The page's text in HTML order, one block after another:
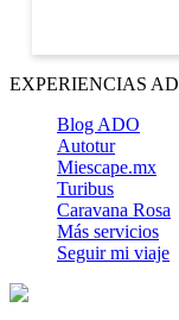
EXPERIENCIAS
Blog ADO
Autotur
Miescape.mx
Turibus
Caravana Rosa
Más servicios
Seguir mi viaje